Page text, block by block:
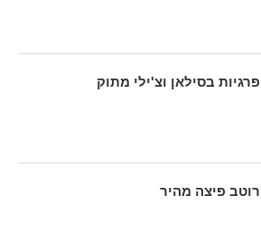
פרגיות בסילאן וצ'ילי מתוק
רוטב פיצה מהיר